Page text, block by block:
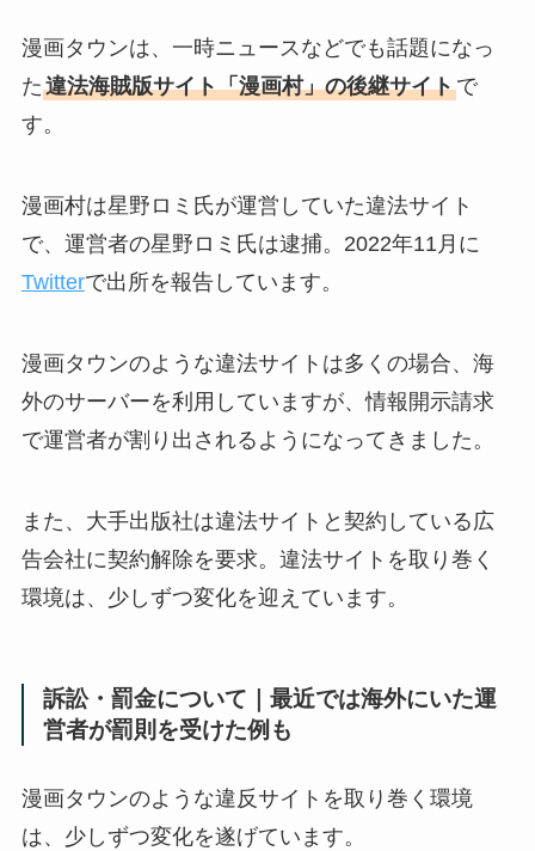
漫画タウンは、一時ニュースなどでも話題になっ
た違法海賊版サイト「漫画村」の後継サイトで
す。
漫画村は星野ロミ氏が運営していた違法サイト
で、運営者の星野ロミ氏は逮捕。2022年11月に
Twitterで出所を報告しています。
漫画タウンのような違法サイトは多くの場合、海
外のサーバーを利用していますが、情報開示請求
で運営者が割り出されるようになってきました。
また、大手出版社は違法サイトと契約している広
告会社に契約解除を要求。違法サイトを取り巻く
環境は、少しずつ変化を迎えています。
訴訟・罰金について｜最近では海外にいた運
営者が罰則を受けた例も
漫画タウンのような違反サイトを取り巻く環境
は、少しずつ変化を遂げています。